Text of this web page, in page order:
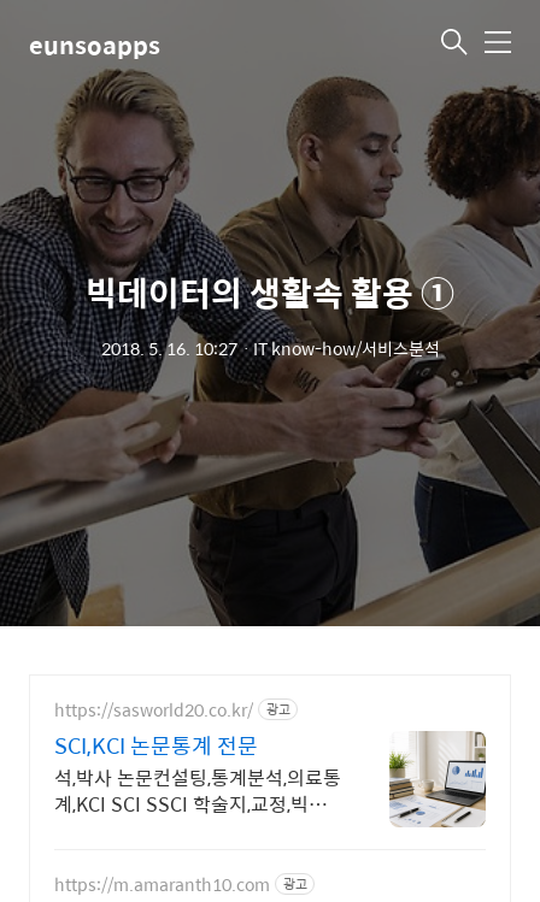
eunsoapps 메
빅데이터의 생활속 활용 ①
2018. 5. 16. 10:27ㆍIT know-how/서비스분석
https://sasworld20.co.kr/ 광고
SCI,KCI 논문통계 전문
석,박사 논문컨설팅,통계분석,의료통
계,KCI SCI SSCI 학술지,교정,빅데
https://m.amaranth10.com 광고